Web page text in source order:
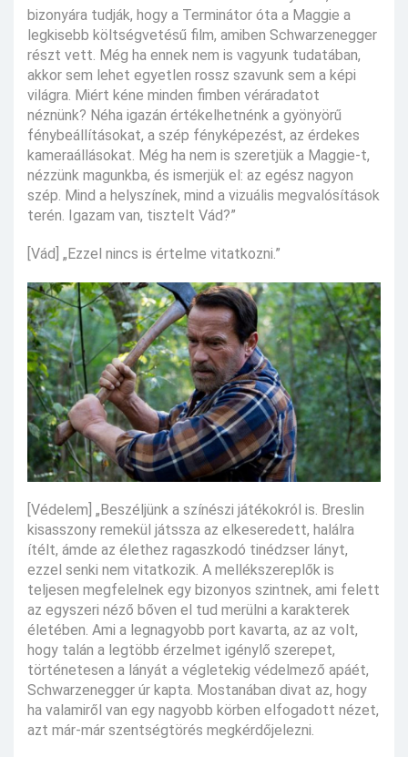
bizonyára tudják, hogy a Terminátor óta a Maggie a
legkisebb költségvetésű film, amiben Schwarzenegger
részt vett. Még ha ennek nem is vagyunk tudatában,
akkor sem lehet egyetlen rossz szavunk sem a képi
világra. Miért kéne minden fimben véráradatot
néznünk? Néha igazán értékelhetnénk a gyönyörű
fénybeállításokat, a szép fényképezést, az érdekes
kameraállásokat. Még ha nem is szeretjük a Maggie-t,
nézzünk magunkba, és ismerjük el: az egész nagyon
szép. Mind a helyszínek, mind a vizuális megvalósítások
terén. Igazam van, tisztelt Vád?”
[Vád] „Ezzel nincs is értelme vitatkozni.”
[Védelem] „Beszéljünk a színészi játékokról is. Breslin
kisasszony remekül játssza az elkeseredett, halálra
ítélt, ámde az élethez ragaszkodó tinédzser lányt,
ezzel senki nem vitatkozik. A mellékszereplők is
teljesen megfelelnek egy bizonyos szintnek, ami felett
az egyszeri néző bőven el tud merülni a karakterek
életében. Ami a legnagyobb port kavarta, az az volt,
hogy talán a legtöbb érzelmet igénylő szerepet,
történetesen a lányát a végletekig védelmező apáét,
Schwarzenegger úr kapta. Mostanában divat az, hogy
ha valamiről van egy nagyobb körben elfogadott nézet,
azt már-már szentségtörés megkérdőjelezni.